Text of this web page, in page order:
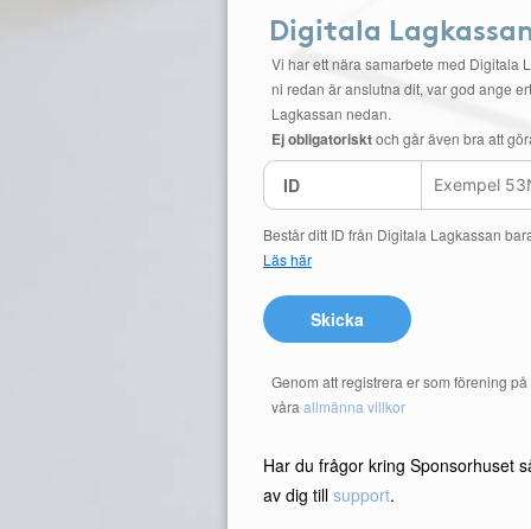
Digitala
Vi har ett nära samarbete med Digitala
ni redan är anslutna dit, var god ange
Lagkassan nedan.
Ej obligatorisktoch går även bra att
ID
Består ditt ID från Digitala Lagkassan
Läs här
Skicka
Genom att registrera er som förening
våra allmänna villkor
Har du frågor kring Sponsorhuset
av dig till support.